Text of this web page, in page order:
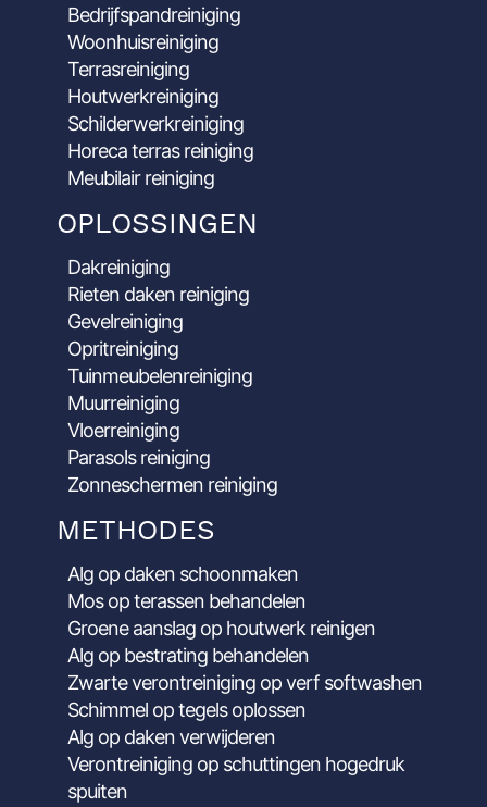
Bedrijfspandreiniging
Woonhuisreiniging
Terrasreiniging
Houtwerkreiniging
Schilderwerkreiniging
Horeca terras reiniging
Meubilair reiniging
OPLOSSINGEN
Dakreiniging
Rieten daken reiniging
Gevelreiniging
Opritreiniging
Tuinmeubelenreiniging
Muurreiniging
Vloerreiniging
Parasols reiniging
Zonneschermen reiniging
METHODES
Alg op daken schoonmaken
Mos op terassen behandelen
Groene aanslag op houtwerk reinigen
Alg op bestrating behandelen
Zwarte verontreiniging op verf softwashen
Schimmel op tegels oplossen
Alg op daken verwijderen
Verontreiniging op schuttingen hogedruk
spuiten